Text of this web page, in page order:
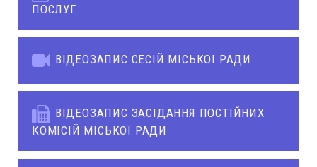
ПОСЛУГ
ВІДЕОЗАПИС СЕСІЙ МІСЬКОЇ РАДИ
ВІДЕОЗАПИС ЗАСІДАННЯ ПОСТІЙНИХ
КОМІСІЙ МІСЬКОЇ РАДИ